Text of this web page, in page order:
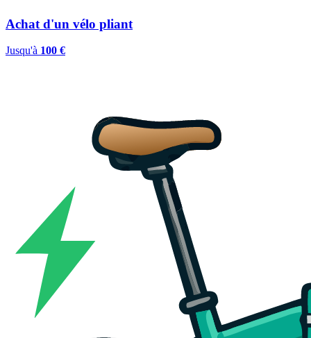
Achat d'un vélo pliant
Jusqu'à 100 €